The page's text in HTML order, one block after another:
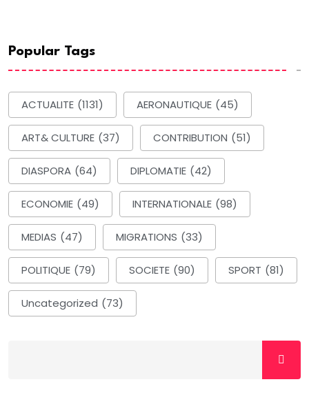
Popular Tags
ACTUALITE (1131) AERONAUTIQUE (45)
ART& CULTURE (37) CONTRIBUTION (51)
DIASPORA (64) DIPLOMATIE (42)
ECONOMIE (49) INTERNATIONALE (98)
MEDIAS (47) MIGRATIONS (33)
POLITIQUE (79) SOCIETE (90) SPORT (81)
Uncategorized (73)